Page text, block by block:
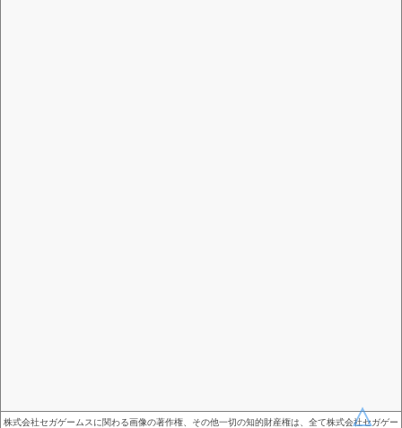
株式会社セガゲームスに関わる画像の著作権、その他一切の知的財産権は、全て株式会社セガゲー